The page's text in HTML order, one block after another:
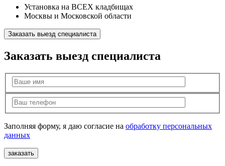
Установка на ВСЕХ кладбищах
Москвы и Московской области
Заказать выезд специалиста
Заказать выезд специалиста
Заполняя форму, я даю согласие на обработку персональных
данных